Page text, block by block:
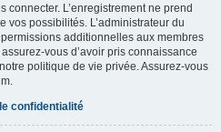
connecter. L’enregistrement ne prend
vos possibilités. L’administrateur du
additionnelles aux membres
vous d’avoir pris connaissance
politique de vie privée. Assurez-vous
confidentialité